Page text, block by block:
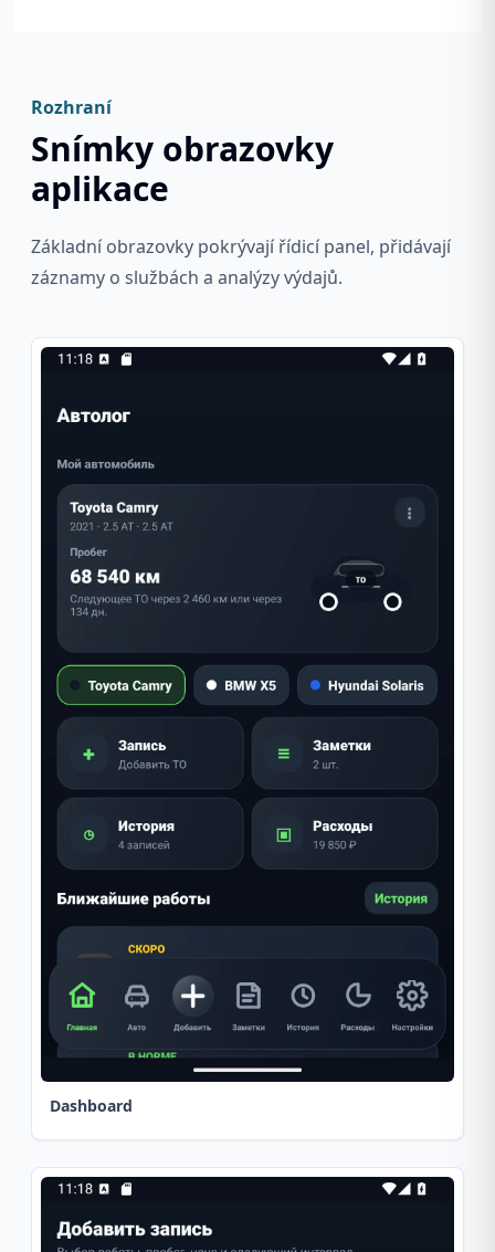
Rozhraní
Snímky obrazovky
aplikace
Základní obrazovky pokrývají řídicí panel, přidávají
záznamy o službách a analýzy výdajů.
Dashboard